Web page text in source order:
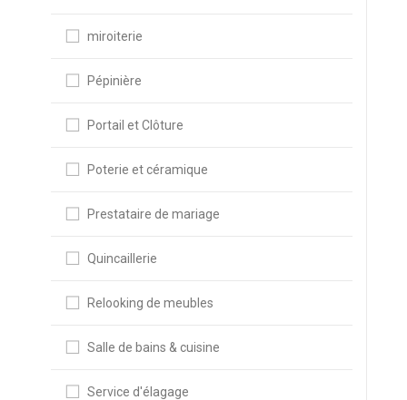
miroiterie
Pépinière
Portail et Clôture
Poterie et céramique
Prestataire de mariage
Quincaillerie
Relooking de meubles
Salle de bains & cuisine
Service d'élagage